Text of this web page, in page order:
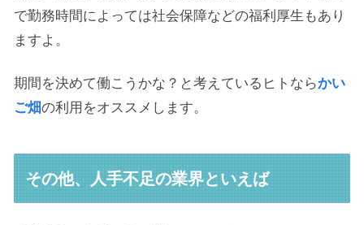
で勤務時間によっては社会保障などの福利厚生もあり
ますよ。
期間を決めて働こうかな？と考えているヒトならかい
ご畑の利用をオススメします。
その他、人手不足の業界といえば